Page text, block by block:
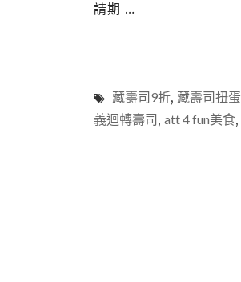
請期 …
藏壽司9折, 藏壽司扭蛋
義迴轉壽司, att 4 fun美食,